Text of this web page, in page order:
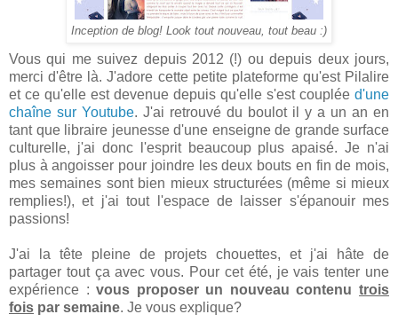
Inception de blog! Look tout nouveau, tout beau :)
Vous qui me suivez depuis 2012 (!) ou depuis deux jours,
merci d'être là. J'adore cette petite plateforme qu'est Pilalire
et ce qu'elle est devenue depuis qu'elle s'est couplée d'une
chaîne sur Youtube. J'ai retrouvé du boulot il y a un an en
tant que libraire jeunesse d'une enseigne de grande surface
culturelle, j'ai donc l'esprit beaucoup plus apaisé. Je n'ai
plus à angoisser pour joindre les deux bouts en fin de mois,
mes semaines sont bien mieux structurées (même si mieux
remplies!), et j'ai tout l'espace de laisser s'épanouir mes
passions!
J'ai la tête pleine de projets chouettes, et j'ai hâte de
partager tout ça avec vous. Pour cet été, je vais tenter une
expérience :vous proposer un nouveau contenutrois
fois par semaine. Je vous explique?